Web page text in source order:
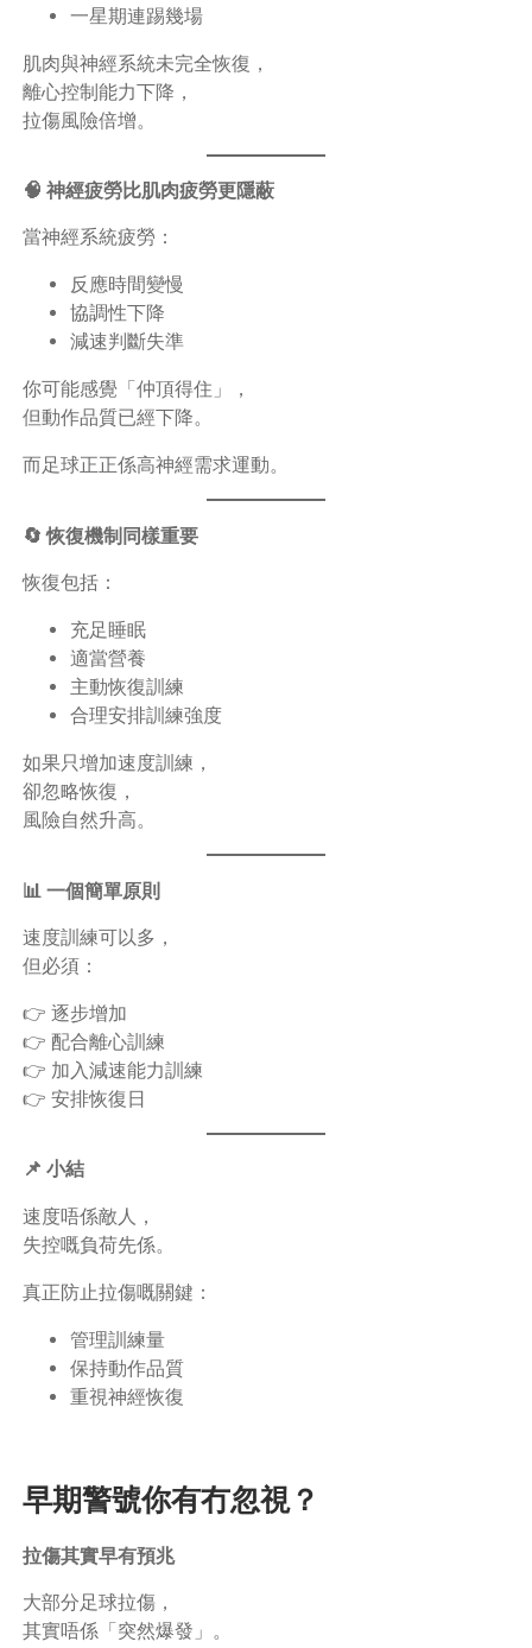
一星期連踢幾場
肌肉與神經系統未完全恢復，
離心控制能力下降，
拉傷風險倍增。
🧠 神經疲勞比肌肉疲勞更隱蔽
當神經系統疲勞：
反應時間變慢
協調性下降
減速判斷失準
你可能感覺「仲頂得住」，
但動作品質已經下降。
而足球正正係高神經需求運動。
🔄 恢復機制同樣重要
恢復包括：
充足睡眠
適當營養
主動恢復訓練
合理安排訓練強度
如果只增加速度訓練，
卻忽略恢復，
風險自然升高。
📊 一個簡單原則
速度訓練可以多，
但必須：
👉 逐步增加
👉 配合離心訓練
👉 加入減速能力訓練
👉 安排恢復日
📌 小結
速度唔係敵人，
失控嘅負荷先係。
真正防止拉傷嘅關鍵：
管理訓練量
保持動作品質
重視神經恢復
早期警號你有冇忽視？
拉傷其實早有預兆
大部分足球拉傷，
其實唔係「突然爆發」。